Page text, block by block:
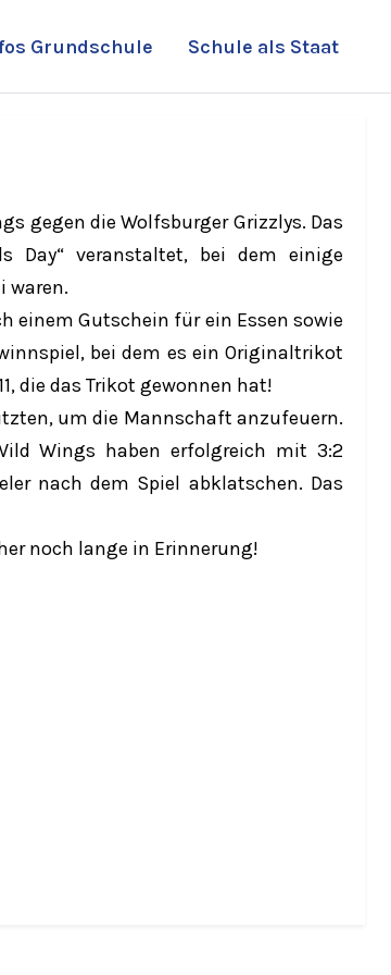
Grundschule Schule als Staat
gegen die Wolfsburger Grizzlys. Das
Day“ veranstaltet, bei dem einige
waren.
einem Gutschein für ein Essen sowie
bei dem es ein Originaltrikot
die das Trikot gewonnen hat!
um die Mannschaft anzufeuern.
Wings haben erfolgreich mit 3:2
nach dem Spiel abklatschen. Das
noch lange in Erinnerung!